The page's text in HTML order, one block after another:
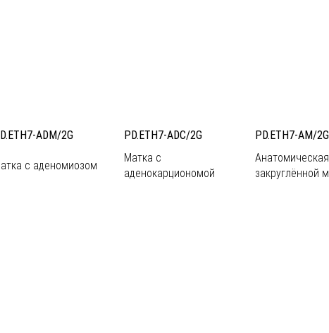
ADM/2G PD.ETH7-ADC/2G
PD.ETH7-AM/2G
с аденомиозом
Матка с
аденокарциономой
закруглённой